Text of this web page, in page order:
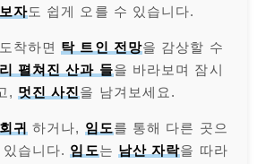
자도 쉽게 오를 수 있습니다.
착하면 탁 트인 전망을 감상할 수
펼쳐진 산과 들을 바라보며 잠시
, 멋진 사진 을 남겨보세요.
귀 하거나, 임도를 통해 다른 곳으
습니다. 임도는 남산 자락을 따라